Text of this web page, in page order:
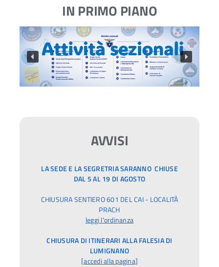
IN PRIMO PIANO
AVVISI
LA SEDE E LA SEGRETRIA SARANNO CHIUSE
DAL 5 AL 19 DI AGOSTO
CHIUSURA SENTIERO 601 DEL CAI - LOCALITÀ
PRACH
leggi l'ordinanza
CHIUSURA DI ITINERARI ALLA FALESIA DI
LUMIGNANO
[accedi alla pagina]